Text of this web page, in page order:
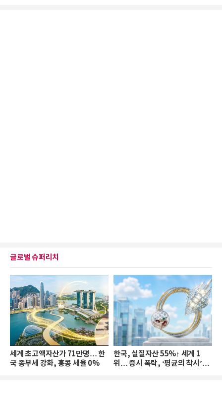
글로벌 슈퍼리치
세계 초고액자산가 71만명… 한
국 종부세 강화, 홍콩 세율 0%
한국, 실질자산 55%↑ 세계 1
위… 증시 폭락, ‘평균의 착시’와